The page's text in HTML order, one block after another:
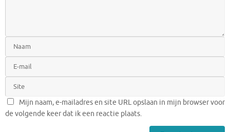
Mijn naam, e-mailadres en site URL opslaan in mijn browser voor
de volgende keer dat ik een reactie plaats.